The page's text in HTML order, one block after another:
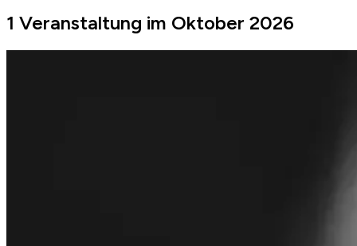
1 Veranstaltung im Oktober 2026